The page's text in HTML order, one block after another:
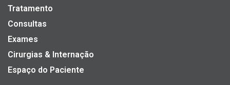
Tratamento
Consultas
Exames
Cirurgias & Internação
Espaço do Paciente